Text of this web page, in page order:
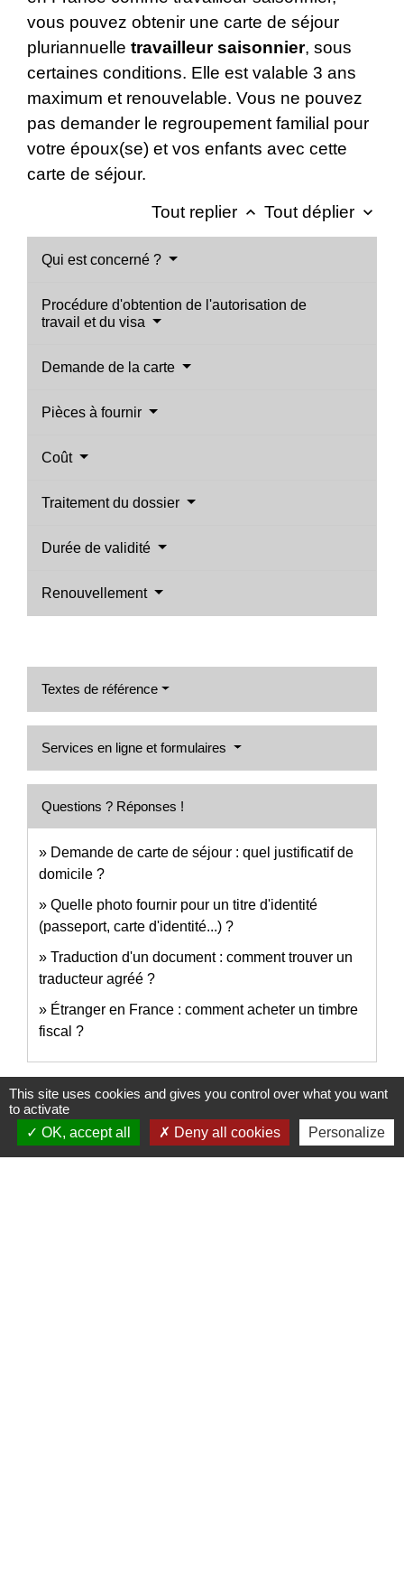
vous pouvez obtenir une carte de séjour
pluriannuelle travailleur saisonnier, sous
certaines conditions. Elle est valable 3 ans
maximum et renouvelable. Vous ne pouvez
pas demander le regroupement familial pour
votre époux(se) et vos enfants avec cette
carte de séjour.
Tout replier keyboard_arrow_up Tout déplier keyboard_arrow_down
Qui est concerné ?
Procédure d'obtention de l'autorisation de
travail et du visa
Demande de la carte
Pièces à fournir
Coût
Traitement du dossier
Durée de validité
Renouvellement
Textes de référence
Services en ligne et formulaires
Questions ? Réponses !
Demande de carte de séjour : quel justificatif de
domicile ?
Quelle photo fournir pour un titre d'identité
(passeport, carte d'identité...) ?
Traduction d'un document : comment trouver un
traducteur agréé ?
Étranger en France : comment acheter un timbre
fiscal ?
Signaler une erreur sur cette page
This site uses cookies and gives you control over what you want
to activate
OK, accept all
Deny all cookies Personalize